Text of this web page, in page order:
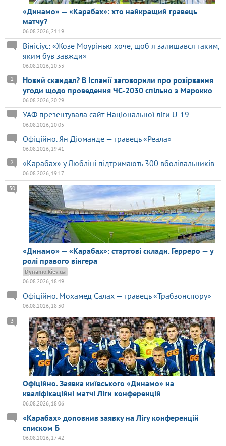
«Динамо» — «Карабах»: хто найкращий гравець
матчу?
06.08.2026, 21:19
Вінісіус: «Жозе Моурінью хоче, щоб я залишався таким,
яким був завжди»
06.08.2026, 20:53
Новий скандал? В Іспанії заговорили про розірвання
угоди щодо проведення ЧС-2030 спільно з Марокко
2
06.08.2026, 20:29
УАФ презентувала сайт Національної ліги U-19
06.08.2026, 20:05
Офіційно. Ян Діоманде — гравець «Реала»
06.08.2026, 19:41
«Карабах» у Любліні підтримають 300 вболівальників
2
06.08.2026, 19:17
«Динамо» — «Карабах»: стартові склади. Герреро — у
ролі правого вінгера
30
Dynamo.kiev.ua
06.08.2026, 18:49
Офіційно. Мохамед Салах — гравець «Трабзонспору»
06.08.2026, 18:30
Офіційно. Заявка київського «Динамо» на
кваліфікаційні матчі Ліги конференцій
3
06.08.2026, 18:06
«Карабах» доповнив заявку на Лігу конференцій
списком Б
06.08.2026, 17:42